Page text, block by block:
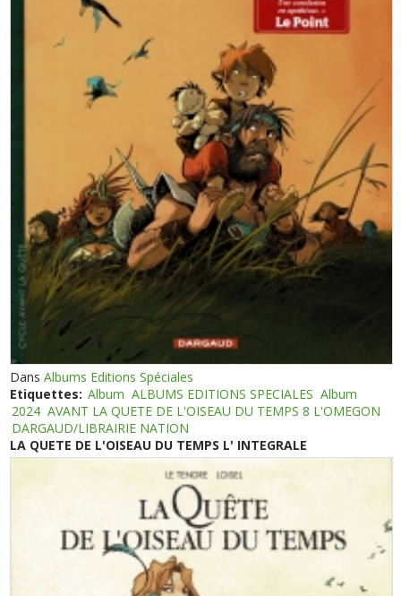
DansAlbums Editions Spéciales
Etiquettes: Album ALBUMS EDITIONS SPECIALES Album
2024 AVANT LA QUETE DE L'OISEAU DU TEMPS 8 L'OMEGON
DARGAUD/LIBRAIRIE NATION
LA QUETE DE L'OISEAU DU TEMPS L' INTEGRALE